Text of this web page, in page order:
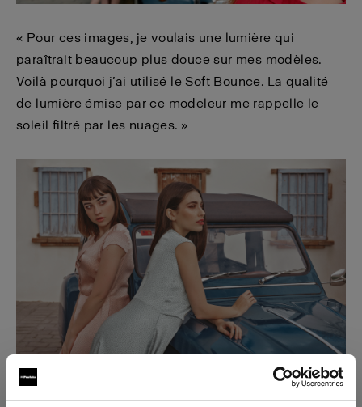
« Pour ces images, je voulais une lumière qui
paraîtrait beaucoup plus douce sur mes modèles.
Voilà pourquoi j’ai utilisé le Soft Bounce. La qualité
de lumière émise par ce modeleur me rappelle le
soleil filtré par les nuages. »